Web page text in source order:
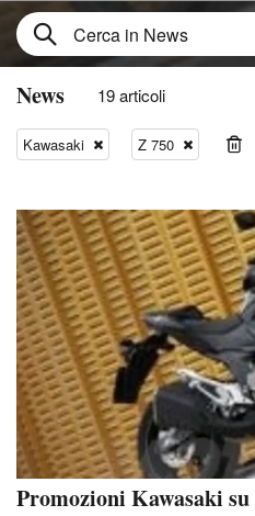
News 19 articoli
Kawasaki Z 750
Promozioni Kawasaki su